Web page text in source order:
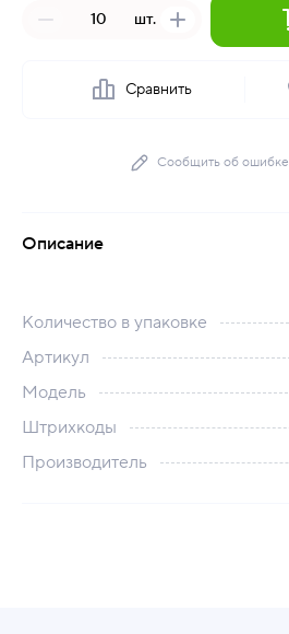
шт.
Сравнить
Сообщить об ошибке
Описание
Количество в упаковке
Артикул
Модель
Штрихкоды
Производитель